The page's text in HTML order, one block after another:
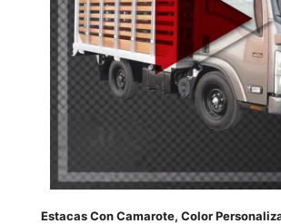
Estacas Con Camarote, Color